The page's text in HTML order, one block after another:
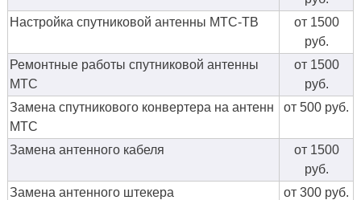
Настройка спутниковой антенны МТС-ТВ
от 1500
руб.
Ремонтные работы спутниковой антенны
МТС
от 1500
руб.
Замена спутникового конвертера на антенн
МТС
от 500 руб.
Замена антенного кабеля
от 1500
руб.
Замена антенного штекера
от 300 руб.